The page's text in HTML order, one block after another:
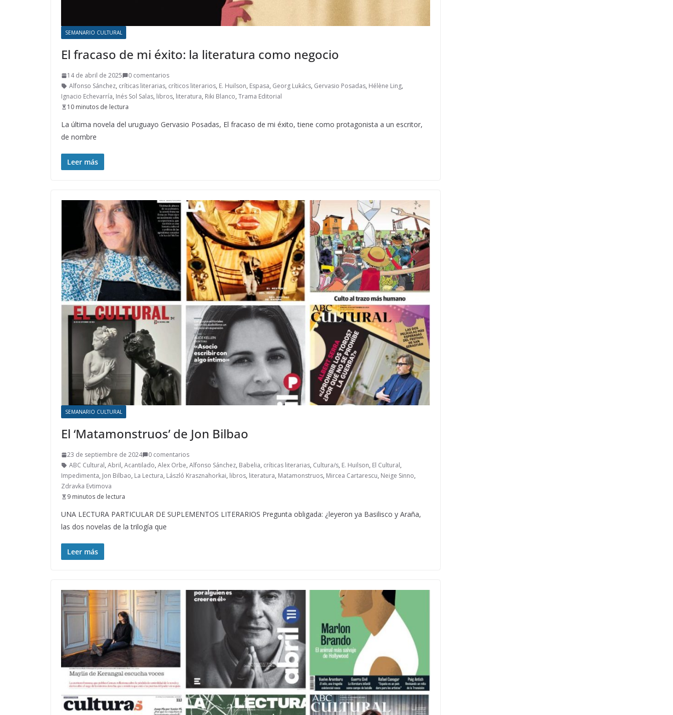
SEMANARIO CULTURAL
El fracaso de mi éxito: la literatura como negocio
14 de abril de 2025
0 comentarios
Alfonso Sánchez, críticas literarias, críticos literarios, E. Huilson, Espasa, Georg Lukács, Gervasio Posadas, Hélène Ling,
Ignacio Echevarría, Inés Sol Salas, libros, literatura, Riki Blanco, Trama Editorial
10 minutos de lectura
La última novela del uruguayo Gervasio Posadas, El fracaso de mi éxito, tiene como protagonista a un escritor,
de nombre
Leer más
SEMANARIO CULTURAL
El ‘Matamonstruos’ de Jon Bilbao
23 de septiembre de 2024
0 comentarios
ABC Cultural, Abril, Acantilado, Alex Orbe, Alfonso Sánchez, Babelia, críticas literarias, Cultura/s, E. Huilson, El Cultural,
Impedimenta, Jon Bilbao, La Lectura, László Krasznahorkai, libros, literatura, Matamonstruos, Mircea Cartarescu, Neige Sinno,
Zdravka Evtimova
9 minutos de lectura
UNA LECTURA PARTICULAR DE SUPLEMENTOS LITERARIOS Pregunta obligada: ¿leyeron ya Basilisco y Araña,
las dos novelas de la trilogía que
Leer más